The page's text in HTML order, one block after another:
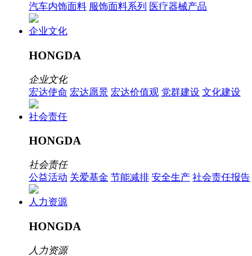
汽车内饰面料 服饰面料系列 医疗器械产品
企业文化
HONGDA
企业文化
宏达使命 宏达愿景 宏达价值观 党群建设 文化建设
社会责任
HONGDA
社会责任
公益活动 关爱基金 节能减排 安全生产 社会责任报告
人力资源
HONGDA
人力资源